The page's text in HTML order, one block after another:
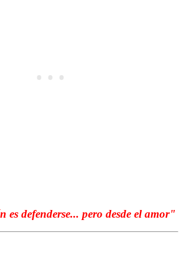
es defenderse... pero desde el amor"